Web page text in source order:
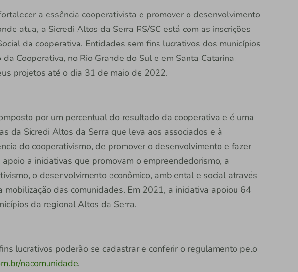
a essência cooperativista e promover o desenvolvimento
atua, a Sicredi Altos da Serra RS/SC está com as inscrições
da cooperativa. Entidades sem fins lucrativos dos municípios
Cooperativa, no Rio Grande do Sul e em Santa Catarina,
projetos até o dia 31 de maio de 2022.
por um percentual do resultado da cooperativa e é uma
da Sicredi Altos da Serra que leva aos associados e à
do cooperativismo, de promover o desenvolvimento e fazer
a iniciativas que promovam o empreendedorismo, a
o desenvolvimento econômico, ambiental e social através
mobilização das comunidades. Em 2021, a iniciativa apoiou 64
da regional Altos da Serra.
lucrativos poderão se cadastrar e conferir o regulamento pelo
nacomunidade.